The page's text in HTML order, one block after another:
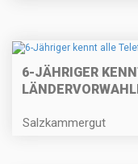
6-JÄHRIGER
Salzkammergut